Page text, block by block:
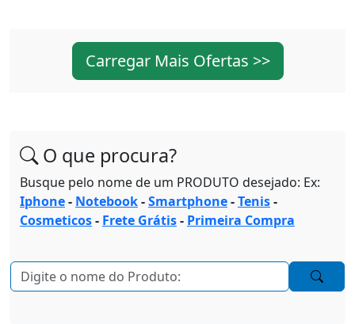
Carregar Mais Ofertas >>
O que procura?
Busque pelo nome de um PRODUTO desejado: Ex:
Iphone- Notebook-Smartphone-Tenis-
Cosmeticos- Frete Grátis- Primeira Compra